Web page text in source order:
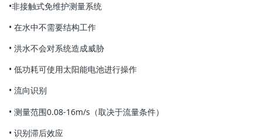
•非接触式免维护测量系统
• 在水中不需要结构工作
• 洪水不会对系统造成威胁
• 低功耗可使用太阳能电池进行操作
• 流向识别
• 测量范围0.08-16m/s（取决于流量条件）
• 识别滞后效应